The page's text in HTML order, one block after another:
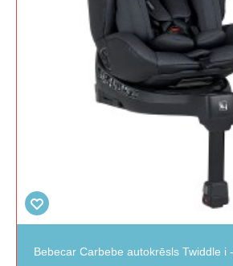
Bebecar Carbebe autokrēsls Twiddle i